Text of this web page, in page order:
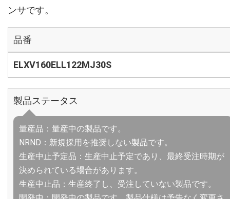
ンサです。
品番
ELXV160ELL122MJ30S
製品ステータス
量産品：量産中の製品です。
NRND：新規採用を推奨しない製品です。
生産中止予定品：生産中止予定であり、最終受注時期が
決められている場合があります。
生産中止品：生産終了し、受注していない製品です。